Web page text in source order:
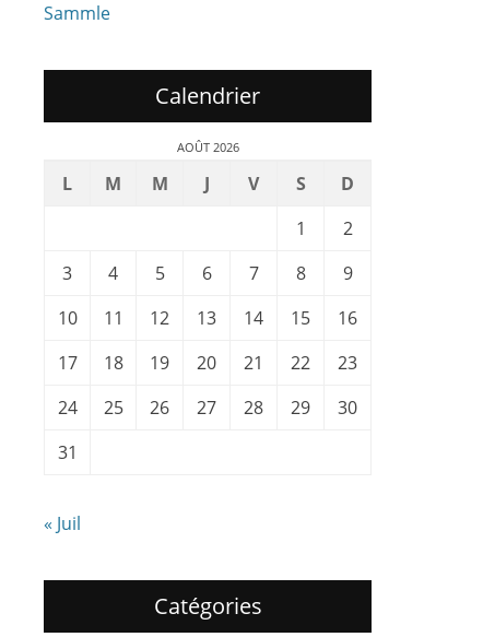
Sammle
Calendrier
AOÛT 2026
L M M J V S
D
1
2
3
4 5 6 7 8
9
10
11 12 13 14 15
16
17
18 19 20 21 22
23
24
25 26 27 28 29
30
31
« Juil
Catégories